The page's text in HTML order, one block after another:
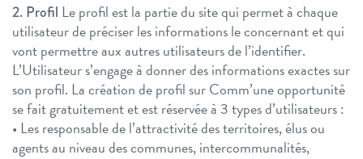
2. Profil Le profil est la partie du site qui permet à chaque
utilisateur de préciser les informations le concernant et qui
vont permettre aux autres utilisateurs de l’identifier.
L’Utilisateur s’engage à donner des informations exactes sur
son profil. La création de profil sur Comm’une opportunité
se fait gratuitement et est réservée à 3 types d’utilisateurs :
• Les responsable de l’attractivité des territoires, élus ou
agents au niveau des communes, intercommunalités,